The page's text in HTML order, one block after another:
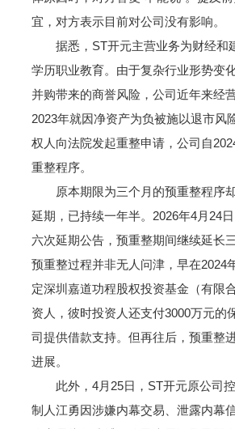
宜，对方表示目前对公司没有影响。
据悉，ST开元主营业务为财经和
学历职业教育。由于复杂行业形势变
并购带来的商誉风险，公司近年来经
2023年就因净资产为负被施以退市风
权人向法院发起重整申请，公司自
重整程序。
原本期限为三个月的预重整程序
延期，已持续一年半。2026年4月24
六次延期公告，预重整期间继续延长
预重整过程并非无人问津，早在2024
定深圳嘉道功程股权投资基金（有限
资人，彼时投资人还支付3000万元的
司提供借款支持。但再往后，预重整
进展。
此外，4月25日，ST开元原公司
制人江勇因涉嫌内幕交易、泄露内幕